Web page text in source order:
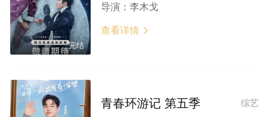
完结
导演： 李木戈
查看详情 
综艺
青春环游记 第五季